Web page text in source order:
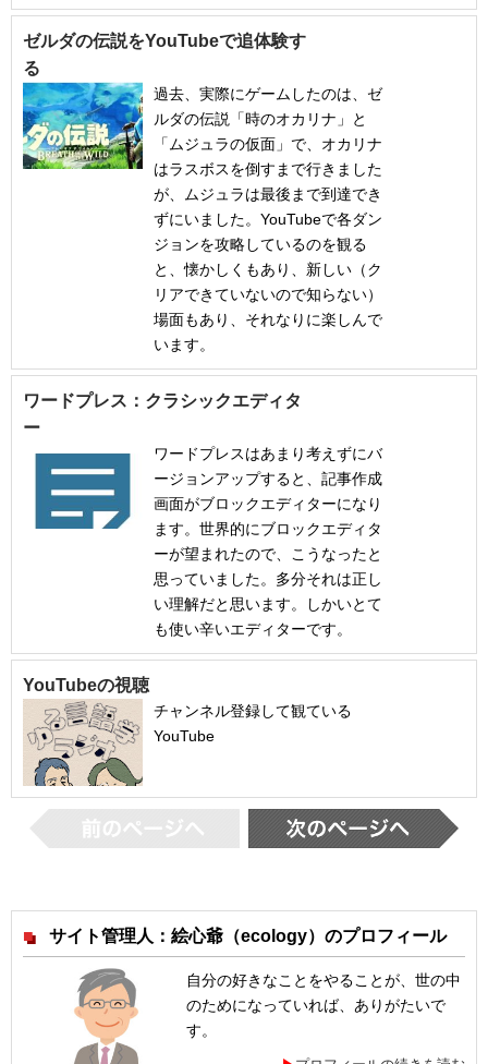
ゼルダの伝説をYouTubeで追体験す
る
過去、実際にゲームしたのは、ゼ
ルダの伝説「時のオカリナ」と
「ムジュラの仮面」で、オカリナ
はラスボスを倒すまで行きました
が、ムジュラは最後まで到達でき
ずにいました。YouTubeで各ダン
ジョンを攻略しているのを観る
と、懐かしくもあり、新しい（ク
リアできていないので知らない）
場面もあり、それなりに楽しんで
います。
ワードプレス：クラシックエディタ
ー
ワードプレスはあまり考えずにバ
ージョンアップすると、記事作成
画面がブロックエディターになり
ます。世界的にブロックエディタ
ーが望まれたので、こうなったと
思っていました。多分それは正し
い理解だと思います。しかいとて
も使い辛いエディターです。
YouTubeの視聴
チャンネル登録して観ている
YouTube
サイト管理人：絵心爺（ecology）のプロフィール
自分の好きなことをやることが、世の中
のためになっていれば、ありがたいで
す。